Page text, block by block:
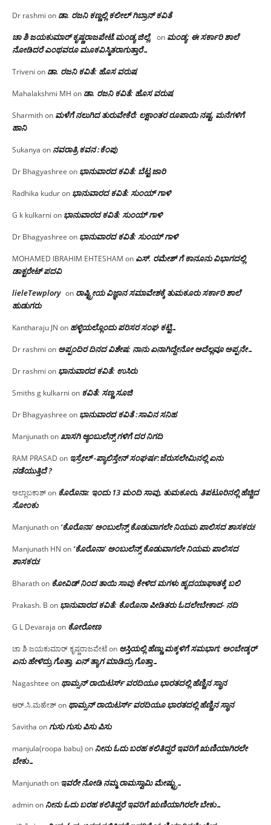
Dr rashmi on ಡಾ. ರಜನಿ‌ ಕಣ್ಣಲ್ಲಿ ಕಲೀಲ್ ಗಿಬ್ರಾನ್ ಕವಿತೆ
ಚಾ ಶಿ ಜಯಕುಮಾರ್ ಕೃಷ್ಣರಾಜಪೇಟೆ.ಮಂಡ್ಯ ಜಿಲ್ಲೆ. on ಮಂಡ್ಯ: ಈ ಸರ್ಕಾರಿ ಶಾಲೆ
ನೋಡಿದರೆ ಎಂಥವರೂ ಮೂಕವಿಸ್ಮಿತರಾಗುತ್ತಾರೆ…
Triveni on ಡಾ. ರಜನಿ ಕವಿತೆ: ಹೊಸ ವರುಷ
Mahalakshmi MH on ಡಾ. ರಜನಿ ಕವಿತೆ: ಹೊಸ ವರುಷ
Sharmithon ಮಳೆಗೆ ನಲುಗಿದ ತುರುವೇಕೆರೆ: ಲಕ್ಷಾಂತರ ರೂಪಾಯಿ ನಷ್ಟ, ಮನೆಗಳಿಗೆ
ಹಾನಿ
Sukanya on ನವರಾತ್ರಿ ಕವನ :ಕೆಂಪು
Dr Bhagyashree on ಭಾನುವಾರದ ಕವಿತೆ: ಬೆಟ್ಟ ಜಾರಿ
Radhika kuduron ಭಾನುವಾರದ ಕವಿತೆ: ಸುಂಯ್ ಗಾಳಿ
G k kulkarni on ಭಾನುವಾರದ ಕವಿತೆ: ಸುಂಯ್ ಗಾಳಿ
Dr Bhagyashree on ಭಾನುವಾರದ ಕವಿತೆ: ಸುಂಯ್ ಗಾಳಿ
MOHAMED IBRAHIM EHTESHAM on ಎಸ್. ರಮೇಶ್ ಗೆ ಕಾನೂನು ವಿಭಾಗದಲ್ಲಿ
ಡಾಕ್ಟರೇಟ್ ಪದವಿ
lieleTewplory on ರಾಷ್ಟ್ರೀಯ ವಿಜ್ಞಾನ ಸಮಾವೇಶಕ್ಕೆ‌ ತುಮಕೂರು ಸರ್ಕಾರಿ ಶಾಲೆ
ಹುಡುಗರು
Kantharaju JN on ಹಳ್ಳಿಯಲ್ಲೊಂದು ಪರಿಸರ ಸಂಘ ಕಟ್ಟಿ…
Dr rashmi on ಅಪ್ಪಂದಿರ ದಿನದ ವಿಶೇಷ: ನಾನು ಏನಾಗಿದ್ದೇನೋ‌ ಅದೆಲ್ಲವೂ ಅಪ್ಪನೇ…
Dr rashmi on ಭಾನುವಾರದ ಕವಿತೆ: ಉಸಿರು
Smiths g kulkarni on ಕವಿತೆ: ಸಣ್ಣ ಸೂಜಿ
Dr Bhagyashree on ಭಾನುವಾರದ ಕವಿತೆ :ಸಾವಿನ ಸನಿಹ
Manjunathonಖಾಸಗಿ ಆ್ಯಂಬುಲೆನ್ಸ್ ಗಳಿಗೆ ದರ ನಿಗದಿ
RAM PRASAD on ಇಸ್ರೇಲ್ -ಪ್ಯಾಲಿಸ್ತೇನ್ ಸಂಘರ್ಷ:ಜೆರುಸಲೇಮಿನಲ್ಲಿ ಏನು
ನಡೆಯುತ್ತಿದೆ ?
ಅಲ್ಲಾಬಕಾಶ್on ಕೊರೊನಾ: ಇಂದು 13 ಮಂದಿ ಸಾವು, ತುಮಕೂರು, ತಿಪಟೂರಿನಲ್ಲಿ ಹೆಚ್ಚಿದ
ಸೋಂಕು
Manjunathon ‘ಕೊರೊನಾ’ ಅಂಬುಲೆನ್ಸ್ ಕೊಡುವಾಗಲೇ ನಿಯಮ ಪಾಲಿಸದ ಶಾಸಕರು!
Manjunath HN on ‘ಕೊರೊನಾ’ ಅಂಬುಲೆನ್ಸ್ ಕೊಡುವಾಗಲೇ ನಿಯಮ ಪಾಲಿಸದ
ಶಾಸಕರು!
Bharathon ಕೋವಿಡ್ ನಿಂದ ತಾಯಿ ಸಾವು ಕೇಳಿದ ಮಗಳು ಹೃದಯಾಘಾತಕ್ಕೆ ಬಲಿ
Prakash. B on ಭಾನುವಾರದ ಕವಿತೆ: ಕೊರೊನಾ ಪೀಡಿತರು ಓದಲೇಬೇಕಾದ- ನದಿ
G L Devaraja on ಕೋರೋಣ
ಚಾ ಶಿ ಜಯಕುಮಾರ್ ಕೃಷ್ಣರಾಜಪೇಟೆon ಆಸ್ತಿಯಲ್ಲಿ ಹೆಣ್ಣು ಮಕ್ಕಳಿಗೆ ಸಮಭಾಗ; ಅಂಬೇಡ್ಕರ್
ಏನು ಹೇಳಿದ್ರು ಗೊತ್ತಾ, ಏನ್ ತ್ಯಾಗ ಮಾಡಿದ್ರು ಗೊತ್ತಾ…
Nagashtee on ಥಾಮ್ಸನ್ ರಾಯಿಟರ್ಸ್ ವರದಿಯೂ ಭಾರತದಲ್ಲಿ ಹೆಣ್ಣಿನ ಸ್ಥಾನ‌
ಆರ್.ಸಿ.ಮಹೇಶ್on ಥಾಮ್ಸನ್ ರಾಯಿಟರ್ಸ್ ವರದಿಯೂ ಭಾರತದಲ್ಲಿ ಹೆಣ್ಣಿನ ಸ್ಥಾನ‌
Savitha onಗುಸು ಗುಸು ಪಿಸು ಪಿಸು
manjula(roopa babu) on ನೀನು ಓದು ಬರಹ ಕಲಿತಿದ್ದರೆ ಇವರಿಗೆ ಋಣಿಯಾಗಿರಲೇ
ಬೇಕು…
Manjunathon ಇವರೇ‌ ನೋಡಿ‌ ನಮ್ಮ‌ ರಾಮಸ್ವಾಮಿ ಮೇಷ್ಟ್ರು…
adminon ನೀನು ಓದು ಬರಹ ಕಲಿತಿದ್ದರೆ ಇವರಿಗೆ ಋಣಿಯಾಗಿರಲೇ ಬೇಕು…